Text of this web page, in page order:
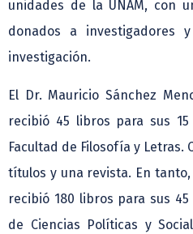
unidades de la UNAM, con
donados a investigadores
investigación.
El Dr. Mauricio Sánchez
recibió 45 libros para sus
Facultad de Filosofía y
títulos y una revista. En tanto,
recibió 180 libros para sus
de Ciencias Políticas y